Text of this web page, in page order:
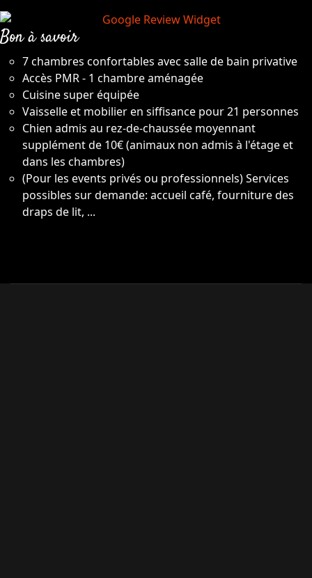
Bon à savoir
7 chambres confortables avec salle de bain privative
Accès PMR - 1 chambre aménagée
Cuisine super équipée
Vaisselle et mobilier en siffisance pour 21 personnes
Chien admis au rez-de-chaussée moyennant
supplément de 10€ (animaux non admis à l'étage et
dans les chambres)
(Pour les events privés ou professionnels) Services
possibles sur demande: accueil café, fourniture des
draps de lit, ...